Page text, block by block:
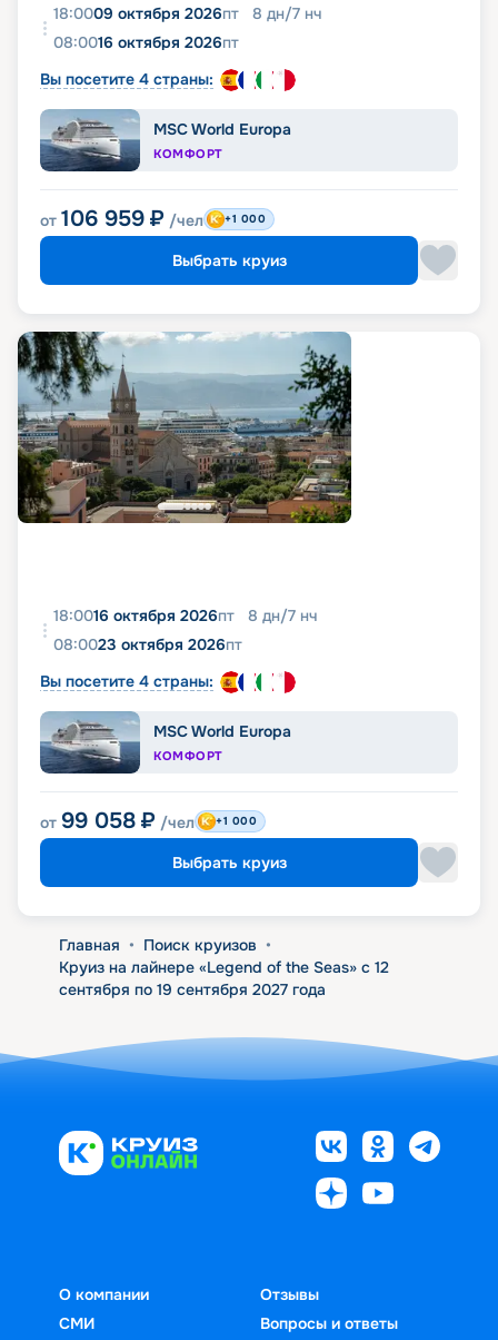
18:0009 октября 2026пт 8 дн/7 нч
08:0016 октября 2026пт
Вы посетите 4 страны:
MSC World Europa
КОМФОРТ
от 106 959 ₽ /чел +1 000
Выбрать круиз
18:0016 октября 2026пт 8 дн/7 нч
08:0023 октября 2026пт
Вы посетите 4 страны:
MSC World Europa
КОМФОРТ
от 99 058 ₽ /чел +1 000
Выбрать круиз
Главная • Поиск круизов •
Круиз на лайнере «Legend of the Seas» с 12
сентября по 19 сентября 2027 года
О компании
СМИ
Отзывы
Вопросы и ответы